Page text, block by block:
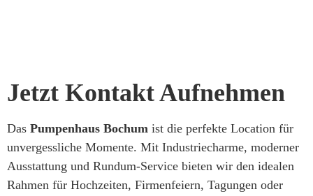
Jetzt Kontakt Aufnehmen
Das Pumpenhaus Bochum ist die perfekte Location für
unvergessliche Momente. Mit Industriecharme, moderner
Ausstattung und Rundum-Service bieten wir den idealen
Rahmen für Hochzeiten, Firmenfeiern, Tagungen oder